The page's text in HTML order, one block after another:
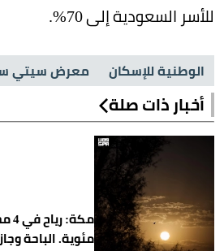
للأسر السعودية إلى 70%.
الوطنية للإسكان معرض سيتي
أخبار ذات صلة
مئوية. الباحة